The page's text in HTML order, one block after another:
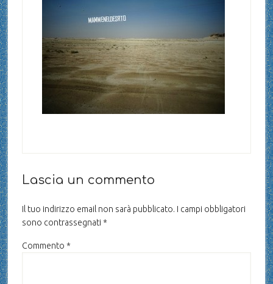
Lascia un commento
Il tuo indirizzo email non sarà pubblicato. I campi obbligatori
sono contrassegnati *
Commento *